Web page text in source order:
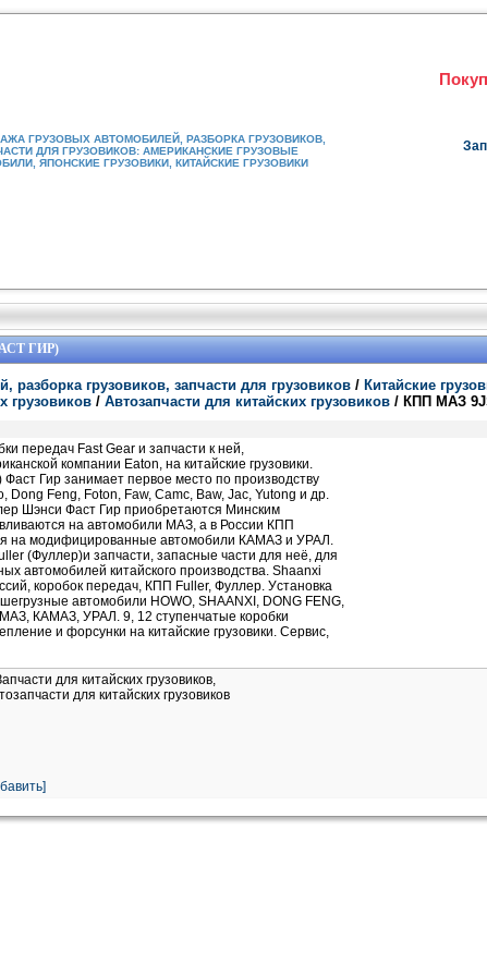
ГРУЗОВЫХ АВТОМОБИЛЕЙ, РАЗБОРКА ГРУЗОВИКОВ,
ДЛЯ ГРУЗОВИКОВ: АМЕРИКАНСКИЕ ГРУЗОВЫЕ
ЯПОНСКИЕ ГРУЗОВИКИ, КИТАЙСКИЕ ГРУЗОВИКИ
ГИР)
разборка грузовиков, запчасти для грузовиков / Китайские
грузовиков / Автозапчасти для китайских грузовиков / КПП МАЗ
передач Fast Gear и запчасти к ней,
компании Eaton, на китайские грузовики.
Гир занимает первое место по производству
Feng, Foton, Faw, Camc, Baw, Jac, Yutong и др.
Шэнси Фаст Гир приобретаются Минским
на автомобили МАЗ, а в России КПП
на модифицированные автомобили КАМАЗ и УРАЛ.
(Фуллер)и запчасти, запасные части для неё, для
автомобилей китайского производства. Shaanxi
коробок передач, КПП Fuller, Фуллер. Уcтановка
автомобили HOWO, SHAANXI, DONG FENG,
МАЗ, КАМАЗ, УРАЛ. 9, 12 ступенчатые коробки
и форсунки на китайские грузовики. Сервис,
для китайских грузовиков,
для китайских грузовиков